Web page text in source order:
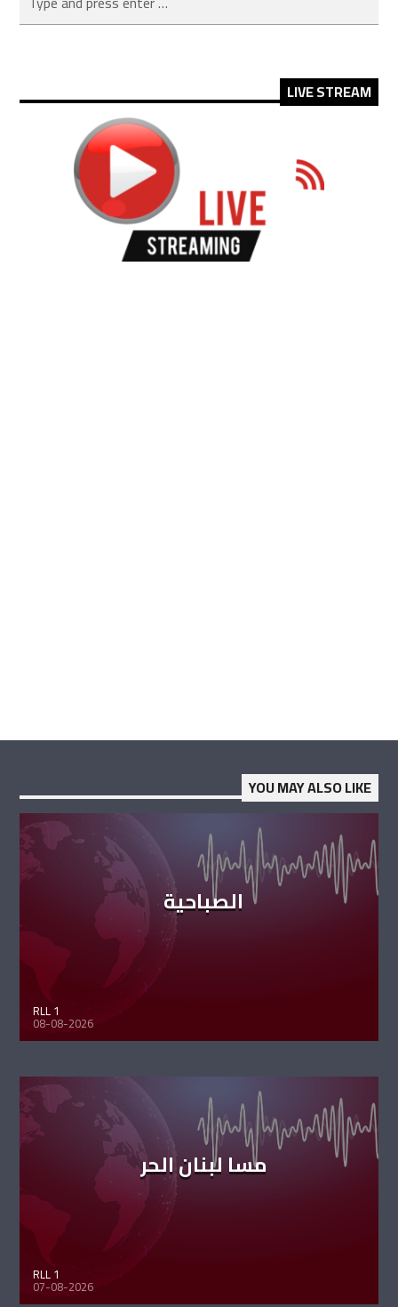
LIVE STREAM
YOU MAY ALSO LIKE
الصباحية
RLL 1
08-08-2026
مسا لبنان الحر
RLL 1
07-08-2026